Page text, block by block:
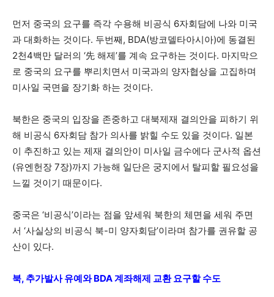
먼저 중국의 요구를 즉각 수용해 비공식 6자회담에 나와 미국
과 대화하는 것이다. 두번째, BDA(방코델타아시아)에 동결된
2천4백만 달러의 ‘先 해제’를 계속 요구하는 것이다. 마지막으
로 중국의 요구를 뿌리치면서 미국과의 양자협상을 고집하며
미사일 국면을 장기화 하는 것이다.
북한은 중국의 입장을 존중하고 대북제재 결의안을 피하기 위
해 비공식 6자회담 참가 의사를 밝힐 수도 있을 것이다. 일본
이 추진하고 있는 제재 결의안이 미사일 금수에다 군사적 옵션
(유엔헌장 7장)까지 가능해 일단은 궁지에서 탈피할 필요성을
느낄 것이기 때문이다.
중국은 ‘비공식’이라는 점을 앞세워 북한의 체면을 세워 주면
서 ‘사실상의 비공식 북-미 양자회담’이라며 참가를 권유할 공
산이 있다.
북, 추가발사 유예와 BDA 계좌해제 교환 요구할 수도